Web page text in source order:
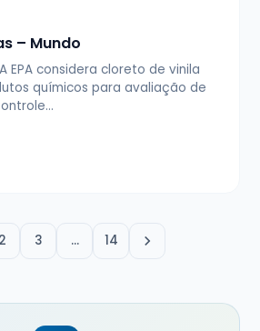
– Mundo
EPA considera cloreto de vinila
químicos para avaliação de
2 3 … 14